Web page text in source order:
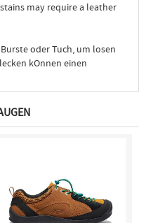
may require a leather
oder Tuch, um losen
kOnnen einen